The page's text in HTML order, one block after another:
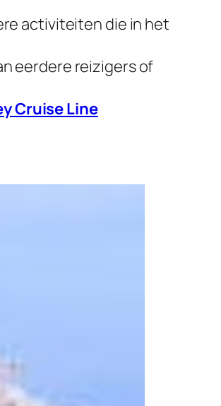
activiteiten die in het
eerdere reizigers of
Cruise Line